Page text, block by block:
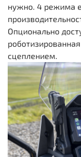
нужно. 4 режима
Опционально
сцеплением.